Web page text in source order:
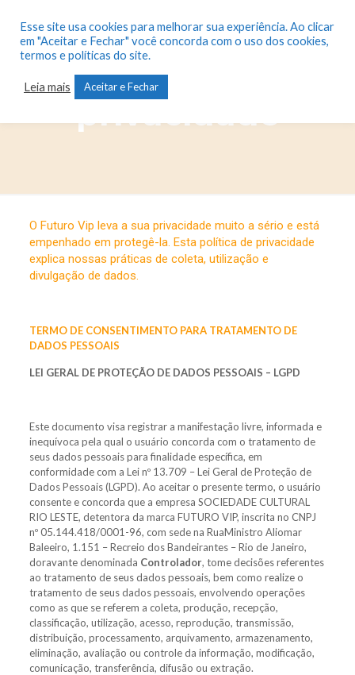
Política de
privacidade
O Futuro Vip leva a sua privacidade muito a sério e está
empenhado em protegê-la. Esta política de privacidade
explica nossas práticas de coleta, utilização e
divulgação de dados.
TERMO DE CONSENTIMENTO PARA TRATAMENTO DE
DADOS PESSOAIS
LEI GERAL DE PROTEÇÃO DE DADOS PESSOAIS – LGPD
Este documento visa registrar a manifestação livre, informada e
inequívoca pela qual o usuário concorda com o tratamento de
seus dados pessoais para finalidade específica, em
conformidade com a Lei nº 13.709 – Lei Geral de Proteção de
Dados Pessoais (LGPD). Ao aceitar o presente termo, o usuário
consente e concorda que a empresa SOCIEDADE CULTURAL
RIO LESTE, detentora da marca FUTURO VIP, inscrita no CNPJ
nº 05.144.418/0001-96, com sede na RuaMinistro Aliomar
Baleeiro, 1.151 – Recreio dos Bandeirantes – Rio de Janeiro,
doravante denominada Controlador, tome decisões referentes
ao tratamento de seus dados pessoais, bem como realize o
tratamento de seus dados pessoais, envolvendo operações
como as que se referem a coleta, produção, recepção,
classificação, utilização, acesso, reprodução, transmissão,
distribuição, processamento, arquivamento, armazenamento,
eliminação, avaliação ou controle da informação, modificação,
comunicação, transferência, difusão ou extração.
Esse site usa cookies para melhorar sua experiência. Ao clicar
em "Aceitar e Fechar" você concorda com o uso dos cookies,
termos e políticas do site.
Leia mais Aceitar e Fechar